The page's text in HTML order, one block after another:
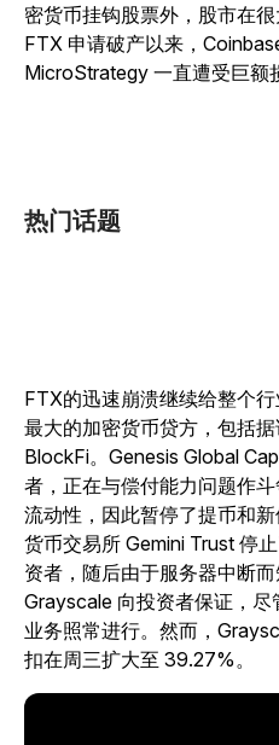
密货币挂钩股票外，股市在
FTX 申请破产以来，
MicroStrategy 一直遭受巨额
热门话题
FTX的迅速崩溃继续给整个
最大的加密货币贷方，包括
BlockFi。 Genesis Global
者，正在与偿付能力问题作
流动性，因此暂停了提币和
货币交易所 Gemini Trust 停
资者，随后由于服务器中断
Grayscale 向投资者保证，
业务照常进行。然而，
扣在周三扩大至 39.27%。